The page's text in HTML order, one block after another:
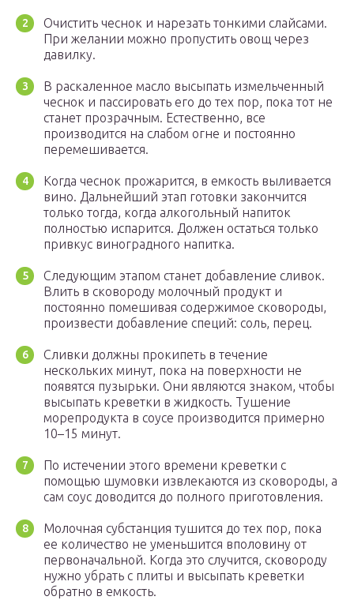
Очистить чеснок и нарезать тонкими слайсами.
При желании можно пропустить овощ через
давилку.
В раскаленное масло высыпать измельченный
чеснок и пассировать его до тех пор, пока тот не
станет прозрачным. Естественно, все
производится на слабом огне и постоянно
перемешивается.
Когда чеснок прожарится, в емкость выливается
вино. Дальнейший этап готовки закончится
только тогда, когда алкогольный напиток
полностью испарится. Должен остаться только
привкус виноградного напитка.
Следующим этапом станет добавление сливок.
Влить в сковороду молочный продукт и
постоянно помешивая содержимое сковороды,
произвести добавление специй: соль, перец.
Сливки должны прокипеть в течение
нескольких минут, пока на поверхности не
появятся пузырьки. Они являются знаком, чтобы
высыпать креветки в жидкость. Тушение
морепродукта в соусе производится примерно
10–15 минут.
По истечении этого времени креветки с
помощью шумовки извлекаются из сковороды, а
сам соус доводится до полного приготовления.
Молочная субстанция тушится до тех пор, пока
ее количество не уменьшится вполовину от
первоначальной. Когда это случится, сковороду
нужно убрать с плиты и высыпать креветки
обратно в емкость.